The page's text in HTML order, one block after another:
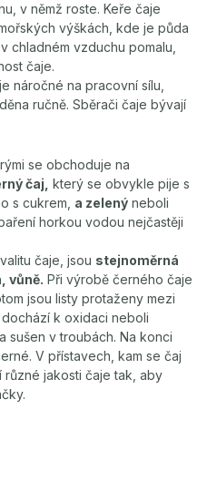
v němž roste. Keře čaje
výškách, kde je půda
chladném vzduchu pomalu,
čaje.
náročné na pracovní sílu,
ručně. Sběrači čaje bývají
se obchoduje na
čaj, který se obvykle pije s
s cukrem, a zelený neboli
horkou vodou nejčastěji
čaje, jsou stejnoměrná
vůně. Při výrobě černého čaje
jsou listy protaženy mezi
k oxidaci neboli
sušen v troubách. Na konci
V přístavech, kam se čaj
různé jakosti čaje tak, aby